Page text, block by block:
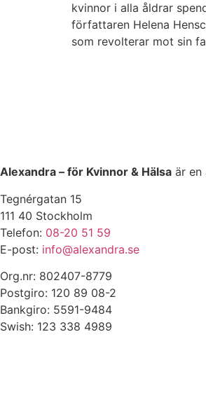
kvinnor i alla åldrar
författaren Helena
som revolterar mot sin
Alexandra – för Kvinnor & Hälsa är en
Tegnérgatan 15
111 40 Stockholm
Telefon: 08-20 51 59
E-post: info@alexandra.se
Org.nr: 802407-8779
Postgiro: 120 89 08-2
Bankgiro: 5591-9484
Swish: 123 338 4989